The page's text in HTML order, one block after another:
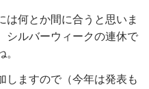
は何とか間に合うと思いま
シルバーウィークの連休で
しますので（今年は発表も